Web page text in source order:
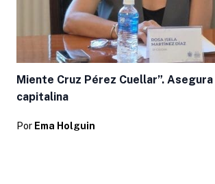
Miente Cruz Pérez Cuellar”.
capitalina
Por Ema Holguin